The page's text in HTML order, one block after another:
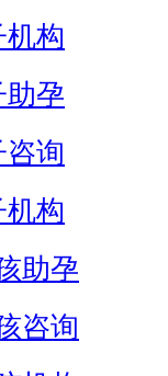
构
助孕
询
构
助孕
咨询